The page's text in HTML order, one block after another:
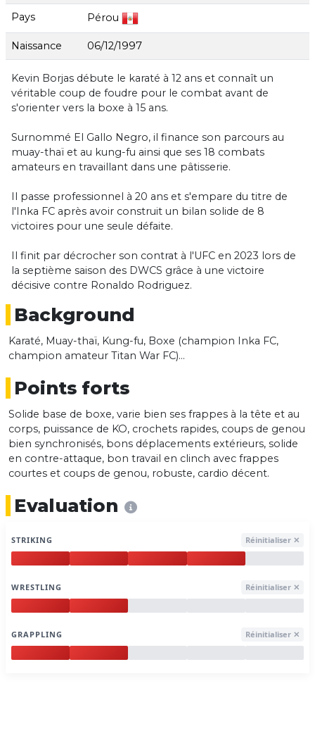
Pays Pérou
Naissance 06/12/1997
Kevin Borjas débute le karaté à 12 ans et connaît un
véritable coup de foudre pour le combat avant de
s'orienter vers la boxe à 15 ans.
Surnommé El Gallo Negro, il finance son parcours au
muay-thaï et au kung-fu ainsi que ses 18 combats
amateurs en travaillant dans une pâtisserie.
Il passe professionnel à 20 ans et s'empare du titre de
l'Inka FC après avoir construit un bilan solide de 8
victoires pour une seule défaite.
Il finit par décrocher son contrat à l'UFC en 2023 lors de
la septième saison des DWCS grâce à une victoire
décisive contre Ronaldo Rodriguez.
Background
Karaté, Muay-thaï, Kung-fu, Boxe (champion Inka FC,
champion amateur Titan War FC)...
Points forts
Solide base de boxe, varie bien ses frappes à la tête et au
corps, puissance de KO, crochets rapides, coups de genou
bien synchronisés, bons déplacements extérieurs, solide
en contre-attaque, bon travail en clinch avec frappes
courtes et coups de genou, robuste, cardio décent.
Evaluation
STRIKING Réinitialiser ✕
WRESTLING Réinitialiser ✕
GRAPPLING Réinitialiser ✕